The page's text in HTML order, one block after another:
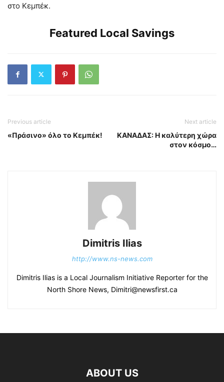
στο Κεμπέκ.
Featured Local Savings
Previous article
«Πράσινο» όλο το Κεμπέκ!
Next article
ΚΑΝΑΔΑΣ: Η καλύτερη χώρα
στον κόσμο…
Dimitris Ilias
http://www.ns-news.com
Dimitris Ilias is a Local Journalism Initiative Reporter for the
North Shore News, Dimitri@newsfirst.ca
ABOUT US